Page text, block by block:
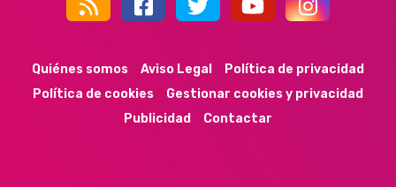
Quiénes somos Aviso Legal
Política de privacidad
Política de cookies
Gestionar cookies y privacidad
Publicidad
Contactar